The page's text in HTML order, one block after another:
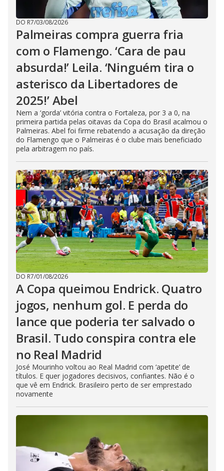
DO R7/03/08/2026
Palmeiras compra guerra fria
com o Flamengo. ‘Cara de pau
absurda!’ Leila. ‘Ninguém tira o
asterisco da Libertadores de
2025!’ Abel
Nem a ‘gorda’ vitória contra o Fortaleza, por 3 a 0, na
primeira partida pelas oitavas da Copa do Brasil acalmou o
Palmeiras. Abel foi firme rebatendo a acusação da direção
do Flamengo que o Palmeiras é o clube mais beneficiado
pela arbitragem no país.
DO R7/01/08/2026
A Copa queimou Endrick. Quatro
jogos, nenhum gol. E perda do
lance que poderia ter salvado o
Brasil. Tudo conspira contra ele
no Real Madrid
José Mourinho voltou ao Real Madrid com ‘apetite’ de
títulos. E quer jogadores decisivos, confiantes. Não é o
que vê em Endrick. Brasileiro perto de ser emprestado
novamente